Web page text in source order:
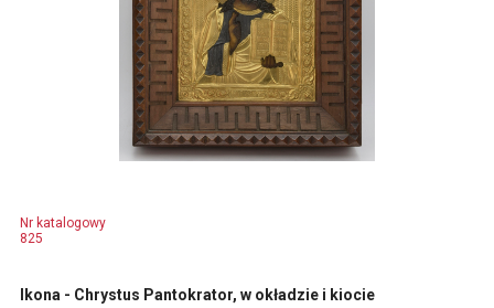
Nr katalogowy
825
Ikona - Chrystus Pantokrator, w okładzie i kiocie